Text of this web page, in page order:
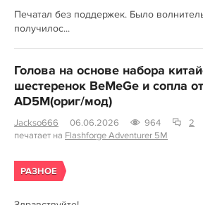
Печатал без поддержек. Было
получилос...
Голова на основе набора
шестеренок BeMeGe и сопла
AD5M(ориг/мод)
Jackso666 06.06.2026 964
2
печатает на Flashforge Adventurer 5M
РАЗНОЕ